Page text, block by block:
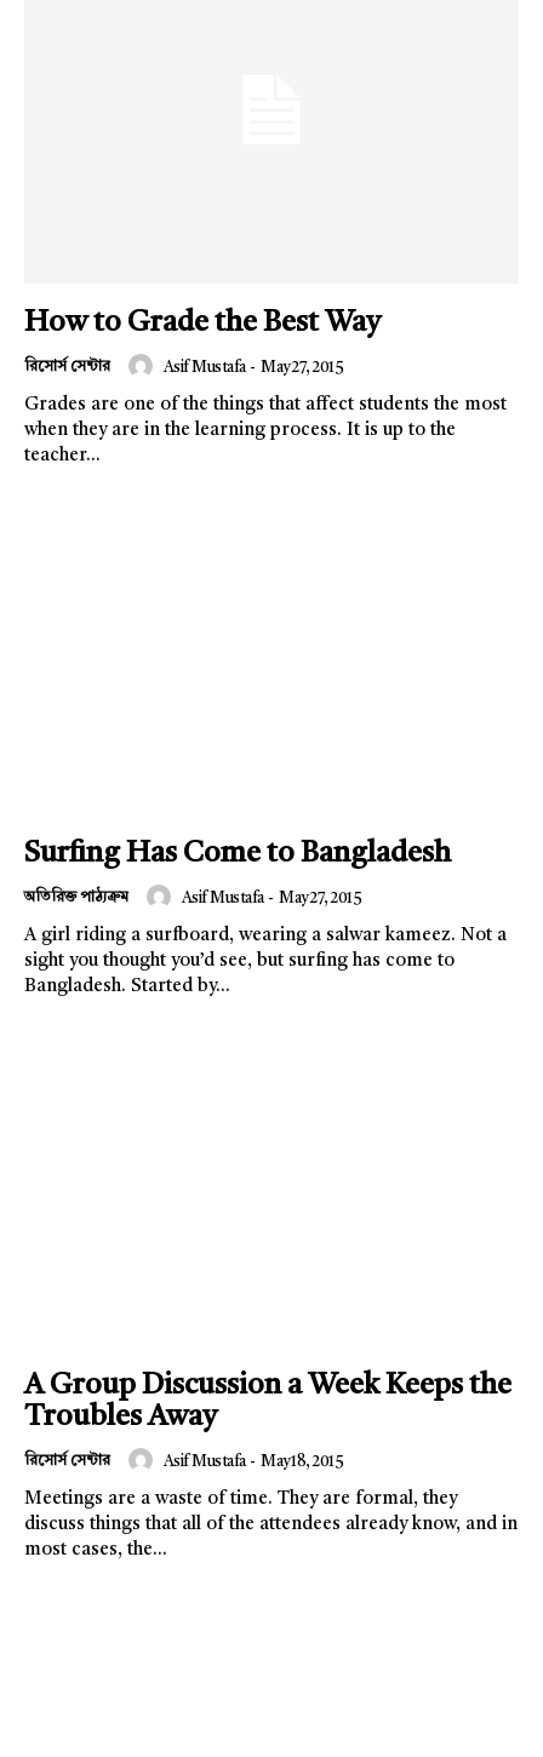
How to Grade the Best Way
রিসোর্স সেন্টার Asif Mustafa - May 27, 2015
Grades are one of the things that affect students the most
when they are in the learning process. It is up to the
teacher...
Surfing Has Come to Bangladesh
অতিরিক্ত পাঠ্যক্রম Asif Mustafa - May 27, 2015
A girl riding a surfboard, wearing a salwar kameez. Not a
sight you thought you’d see, but surfing has come to
Bangladesh. Started by...
A Group Discussion a Week Keeps the
Troubles Away
রিসোর্স সেন্টার Asif Mustafa - May 18, 2015
Meetings are a waste of time. They are formal, they
discuss things that all of the attendees already know, and in
most cases, the...